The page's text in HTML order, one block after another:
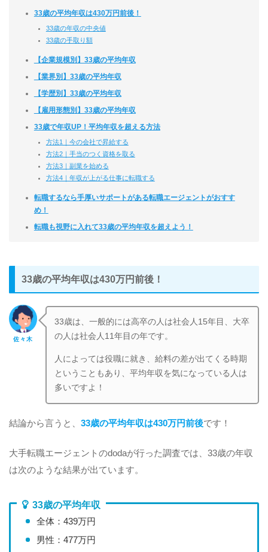
33歳の平均年収は430万円前後！
33歳の年収の中央値
33歳の手取り額
【企業規模別】33歳の平均年収
【業界別】33歳の平均年収
【学歴別】33歳の平均年収
【雇用形態別】33歳の平均年収
33歳で年収UP！平均年収を超える方法
方法1｜今の会社で昇給する
方法2｜手当のつく資格を取る
方法3｜副業を始める
方法4｜年収が上がる仕事に転職する
転職するなら手厚いサポートがある転職エージェントがおすす
め！
転職も視野に入れて33歳の平均年収を超えよう！
33歳の平均年収は430万円前後！
佐々木
33歳は、一般的には高卒の人は社会人15年目、大卒
の人は社会人11年目の年です。
人によっては役職に就き、給料の差が出てくる時期
ということもあり、平均年収を気になっている人は
多いですよ！
結論から言うと、 33歳の平均年収は430万円前後です！
大手転職エージェントのdodaが行った調査では、33歳の年収
は次のような結果が出ています。
33歳の平均年収
全体：439万円
男性：477万円